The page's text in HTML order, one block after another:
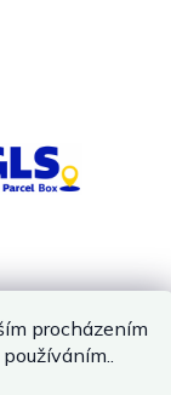
procházením